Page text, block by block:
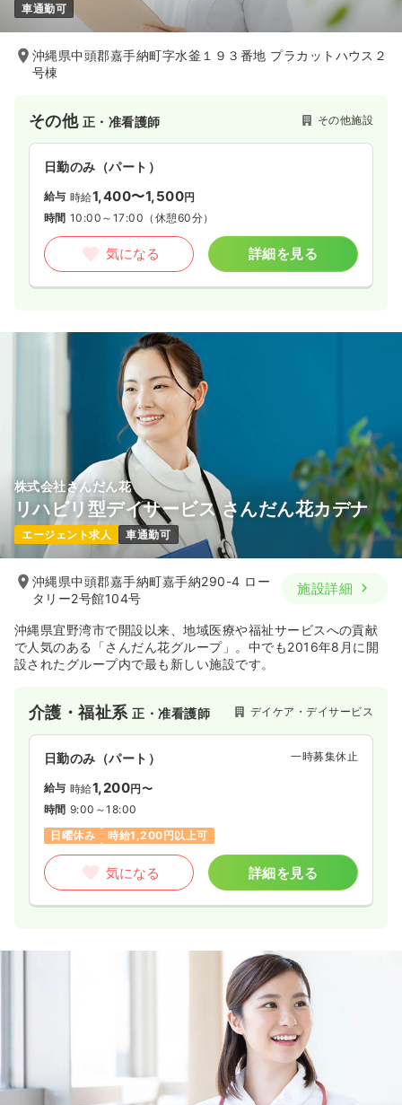
車通勤可
沖縄県中頭郡嘉手納町字水釜１９３番地 プラカットハウス２
号棟
その他 正・准看護師 その他施設
日勤のみ（パート）
給与 時給1,400〜1,500円
時間 10:00～17:00 （休憩60分）
気になる 詳細を見る
株式会社さんだん花
リハビリ型デイサービス さんだん花カデナ
エージェント求人 車通勤可
沖縄県中頭郡嘉手納町嘉手納290-4 ロー
タリー2号館104号
施設詳細
沖縄県宜野湾市で開設以来、地域医療や福祉サービスへの貢献
で人気のある「さんだん花グループ」。中でも2016年8月に開
設されたグループ内で最も新しい施設です。
介護・福祉系正・准看護師 デイケア・デイサービス
日勤のみ（パート） 一時募集休止
給与 時給1,200円〜
時間 9:00～18:00
日曜休み
時給1,200円以上可
気になる 詳細を見る